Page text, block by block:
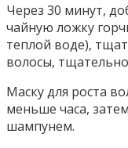
Через 30 минут,
чайную ложку
теплой воде),
волосы,
Маску для роста
меньше часа,
шампунем.